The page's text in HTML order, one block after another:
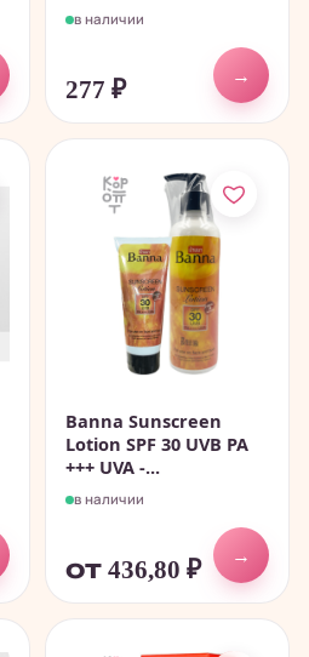
в наличии
277 ₽
→
Banna Sunscreen
Lotion SPF 30 UVB PA
+++ UVA -...
в наличии
от 436,80 ₽
→